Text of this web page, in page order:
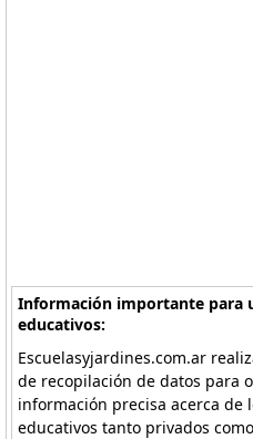
Información importante para
educativos:
Escuelasyjardines.com.ar
de recopilación de datos para
información precisa acerca de
educativos tanto privados